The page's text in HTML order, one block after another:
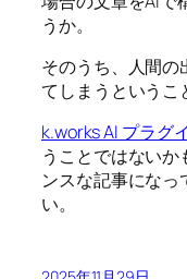
うか。
そのうち、人間
てしまうというこ
k.works AI プラグ
うことではない
ンスな記事になっ
い。